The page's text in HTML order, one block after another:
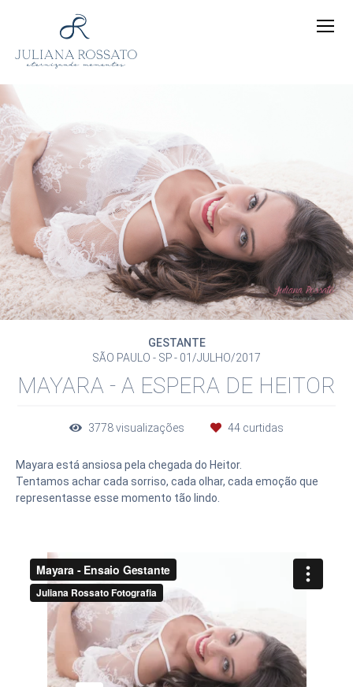
GESTANTE
SÃO PAULO - SP
01/JULHO/2017
MAYARA - A ESPERA DE HEITOR
3778visualizações 44 curtidas
Mayara está ansiosa pela chegada do Heitor.
Tentamos achar cada sorriso, cada olhar, cada emoção que
representasse esse momento tão lindo.